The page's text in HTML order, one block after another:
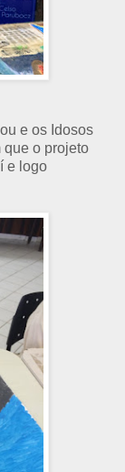
e os Idosos
que o projeto
e logo